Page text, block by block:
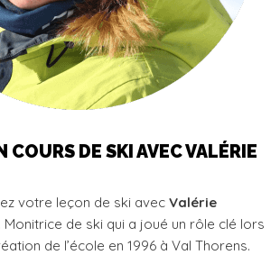
COURS DE SKI AVEC VALÉRIE
votre leçon de ski avec Valérie
. Monitrice de ski qui a joué un rôle clé lors
de l’école en 1996 à Val Thorens.